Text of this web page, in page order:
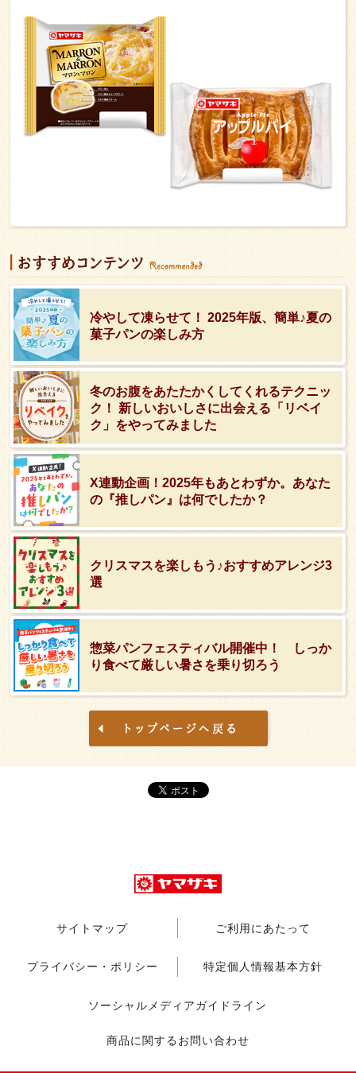
冷やして凍らせて！ 2025年版、簡単♪夏の
菓子パンの楽しみ方
冬のお腹をあたたかくしてくれるテクニッ
ク！ 新しいおいしさに出会える「リベイ
ク」をやってみました
X連動企画！2025年もあとわずか。あなた
の『推しパン』は何でしたか？
クリスマスを楽しもう♪おすすめアレンジ3
選
惣菜パンフェスティバル開催中！ しっか
り食べて厳しい暑さを乗り切ろう
サイトマップ ご利用にあたって
プライバシー・ポリシー 特定個人情報基本方針
ソーシャルメディアガイドライン
商品に関するお問い合わせ